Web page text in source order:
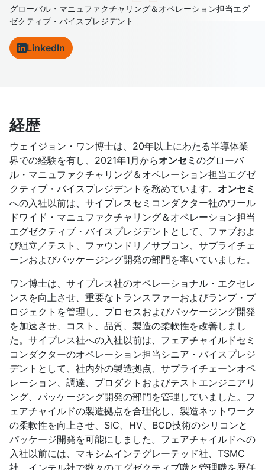
グローバル・マニュファクチャリング＆オペレーション担当エグ
ゼクティブ・バイスプレジデント
LinkedIn
経歴
ウェイジョン・ワン博士は、20年以上にわたる半導体業
界での経験を有し、2021年1月からオンセミ のグローバ
ル・マニュファクチャリング＆オペレーション担当エグゼ
クティブ・バイスプレジデントを務めています。 オンセミ
への入社以前は、サイプレスセミコンダクター社のワール
ドワイド・マニュファクチャリング＆オペレーション担当
エグゼクティブ・バイスプレジデントとして、ファブおよ
び組立／テスト、ファウンドリ／サブコン、サプライチェ
ーンおよびパッケージング開発の部門を率いていました。
ワン博士は、サイプレス社のオペレーショナル・エクセレ
ンスを向上させ、重要なトランスファーおよびランプ・プ
ロジェクトを管理し、プロセスおよびパッケージング開発
を加速させ、コスト、品質、製造の柔軟性を改善しまし
た。サイプレス社への入社以前は、フェアチャイルドセミ
コンダクターのオペレーション担当シニア・バイスプレジ
デントとして、社内外の製造拠点、サプライチェーンオペ
レーション、調達、プロダクトおよびテストエンジニアリ
ング、パッケージング開発の部門を管理していました。フ
ェアチャイルドの製造拠点を合理化し、製造ネットワーク
の柔軟性を向上させ、SiC、HV、BCD技術のシリコンと
パッケージ開発を可能にしました。フェアチャイルドへの
入社以前には、マキシムインテグレーテッド社、TSMC
社、インテル社で数々のエグゼクティブ職と管理職を歴任